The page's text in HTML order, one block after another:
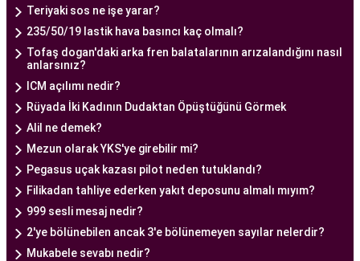
bir tüp bebek hizmeti sunar.
Ankara Tüp Bebek Doktoru
ve deneyimli bir doktorun rehberliğinde
yürütülmesi gereken bir süreçtir. Ankara Tüp
Bebek Merkezi'nde görev alan uzman tüp bebek
doktoru, çiftlere kapsamlı bir yaklaşımla tedavi
sunar.
Ankara Tüp Bebek Doktoru
sürecinde çiftlere rehberlik eder ve tedavinin her
aşamasında destek sağlar. Çiftin tıbbi geçmişini
Teriyaki sos ne işe yarar?
235/50/19 lastik hava basıncı kaç olmalı?
Tofaş dogan'daki arka fren balatalarının arızalandığını nasıl
anlarsınız?
ICM açılımı nedir?
Rüyada İki Kadının Dudaktan Öpüştüğünü Görmek
Alil ne demek?
Mezun olarak YKS'ye girebilir mi?
Pegasus uçak kazası pilot neden tutuklandı?
Filikadan tahliye ederken yakıt deposunu almalı mıyım?
999 sesli mesaj nedir?
2'ye bölünebilen ancak 3'e bölünemeyen sayılar nelerdir?
Mukabele sevabı nedir?